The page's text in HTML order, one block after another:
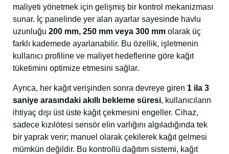
maliyeti yönetmek için gelişmiş bir kontrol mekanizması
sunar. İç panelinde yer alan ayarlar sayesinde havlu
uzunluğu 200 mm, 250 mm veya 300 mm olarak üç
farklı kademede ayarlanabilir. Bu özellik, işletmenin
kullanıcı profiline ve maliyet hedeflerine göre kağıt
tüketimini optimize etmesini sağlar.
Ayrıca, her kağıt verişinden sonra devreye giren 1 ila 3
saniye arasındaki akıllı bekleme süresi, kullanıcıların
ihtiyaç dışı üst üste kağıt çekmesini engeller. Cihaz,
sadece kızılötesi sensör elin varlığını algıladığında tek
bir yaprak verir; manuel olarak çekilerek kağıt gelmesi
mümkün değildir. Bu kontrollü dağıtım sistemi, kağıt